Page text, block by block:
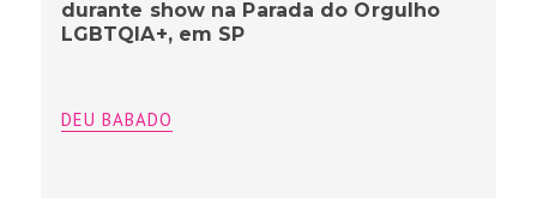
durante show na Parada do Orgulho
LGBTQIA+, em SP
DEU BABADO